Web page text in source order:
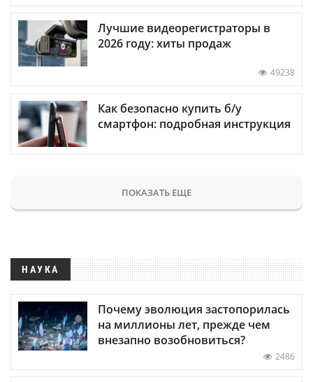
Лучшие видеорегистраторы в
2026 году: хиты продаж
49238
Как безопасно купить б/у
смартфон: подробная инструкция
ПОКАЗАТЬ ЕЩЕ
НАУКА
Почему эволюция застопорилась
на миллионы лет, прежде чем
внезапно возобновиться?
2486